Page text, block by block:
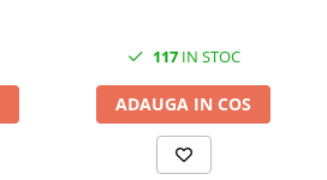
117IN STOC
ADAUGA IN COS